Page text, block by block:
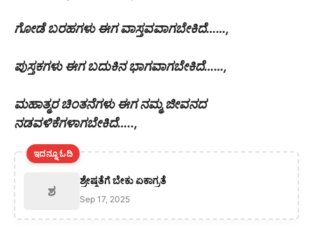
ಗೋಡೆ ಬರಹಗಳು ಈಗ ವಾಸ್ತವವಾಗಬೇಕಿದೆ……,
ಪುಸ್ತಕಗಳು ಈಗ ಬದುಕಿನ ಭಾಗವಾಗಬೇಕಿದೆ……,
ಮಹಾತ್ಮರ ಚಿಂತನೆಗಳು ಈಗ ನಮ್ಮ ಜೀವನದ
ನಡವಳಿಕೆಗಳಾಗಬೇಕಿದೆ…..,
ಇದನ್ನೂ ಓದಿ
ಶ
ಶ್ರೇಷ್ಠತೆಗೆ ಬೇಕು ಏಕಾಗ್ರತೆ
Sep 17, 2025